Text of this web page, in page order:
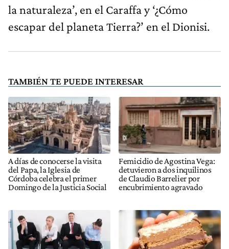
la naturaleza’, en el Caraffa y ‘¿Cómo
escapar del planeta Tierra?’ en el Dionisi.
TAMBIÉN TE PUEDE INTERESAR
A días de conocerse la visita
del Papa, la Iglesia de
Córdoba celebra el primer
Domingo de la Justicia Social
Femicidio de Agostina Vega:
detuvieron a dos inquilinos
de Claudio Barrelier por
encubrimiento agravado